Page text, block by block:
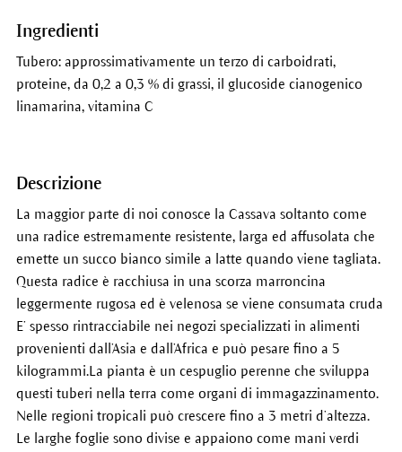
Ingredienti
Tubero: approssimativamente un terzo di carboidrati,
proteine, da 0,2 a 0,3 % di grassi, il glucoside cianogenico
linamarina, vitamina C
Descrizione
La maggior parte di noi conosce la Cassava soltanto come
una radice estremamente resistente, larga ed affusolata che
emette un succo bianco simile a latte quando viene tagliata.
Questa radice è racchiusa in una scorza marroncina
leggermente rugosa ed è velenosa se viene consumata cruda
E’ spesso rintracciabile nei negozi specializzati in alimenti
provenienti dall’Asia e dall’Africa e può pesare fino a 5
kilogrammi.La pianta è un cespuglio perenne che sviluppa
questi tuberi nella terra come organi di immagazzinamento.
Nelle regioni tropicali può crescere fino a 3 metri d’altezza.
Le larghe foglie sono divise e appaiono come mani verdi